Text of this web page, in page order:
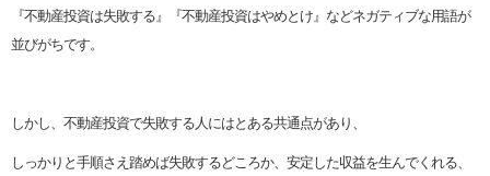
『不動産投資は失敗する』『不動産投資はやめとけ』などネガティブな用語が
並びがちです。
しかし、不動産投資で失敗する人にはとある共通点があり、
しっかりと手順さえ踏めば失敗するどころか、安定した収益を生んでくれる、